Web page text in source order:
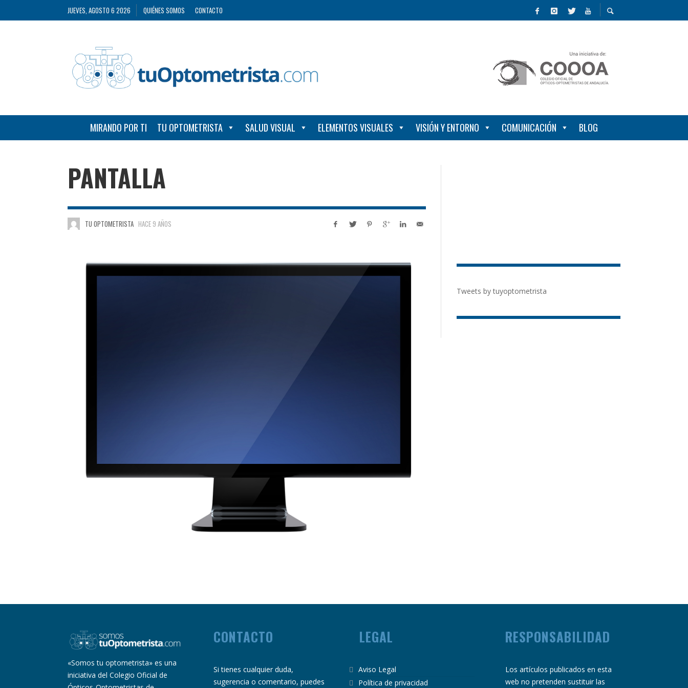
JUEVES, AGOSTO 6 2026 QUIÉNES SOMOS CONTACTO
MIRANDO POR TI TU OPTOMETRISTA SALUD VISUAL ELEMENTOS VISUALES VISIÓN Y ENTORNO COMUNICACIÓN BLOG
PANTALLA
TU OPTOMETRISTA HACE 9 AÑOS
Tweets by tuyoptometrista
«Somos tu optometrista» es una
iniciativa del Colegio Oficial de
CONTACTO
Si tienes cualquier duda,
sugerencia o comentario, puedes
LEGAL
Aviso Legal
Política de privacidad
RESPONSABILIDAD
Los artículos publicados en esta
web no pretenden sustituir las